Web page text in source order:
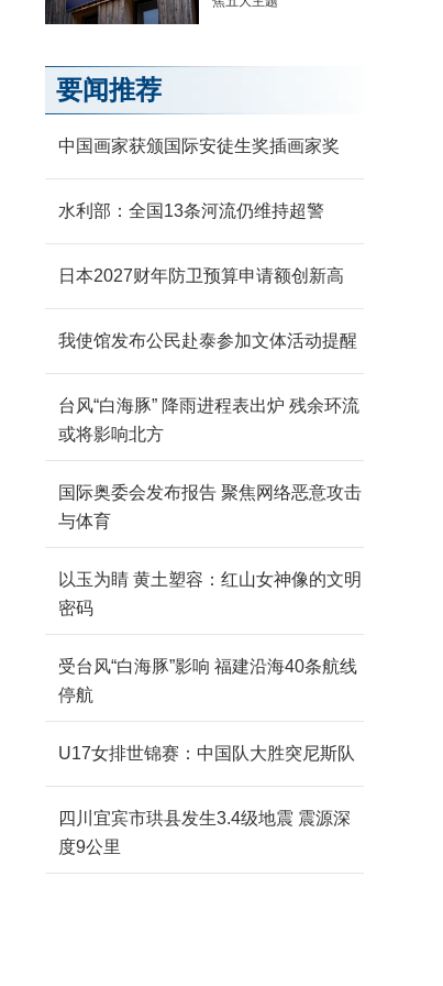
要闻推荐
中国画家获颁国际安徒生奖插画家奖
水利部：全国13条河流仍维持超警
日本2027财年防卫预算申请额创新高
我使馆发布公民赴泰参加文体活动提醒
台风“白海豚” 降雨进程表出炉 残余环流
或将影响北方
国际奥委会发布报告 聚焦网络恶意攻击
与体育
以玉为睛 黄土塑容：红山女神像的文明
密码
受台风“白海豚”影响 福建沿海40条航线
停航
U17女排世锦赛：中国队大胜突尼斯队
四川宜宾市珙县发生3.4级地震 震源深
度9公里